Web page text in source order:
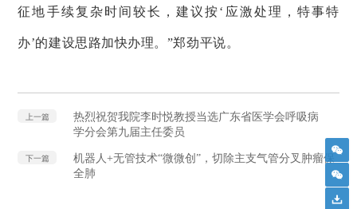
征地手续复杂时间较长，建议按‘应激处理，特事特
办’的建设思路加快办理。”郑劲平说。
上一篇
热烈祝贺我院李时悦教授当选广东省医学会呼吸病
学分会第九届主任委员
下一篇
机器人+无管技术“微微创”，切除主支气管分叉肿瘤保
全肺